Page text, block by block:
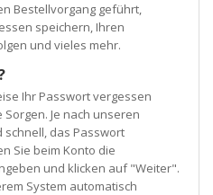
Bestellvorgang geführt,
speichern, Ihren
und vieles mehr.
Ihr Passwort vergessen
Je nach unseren
schnell, das Passwort
Sie beim Konto die
und klicken auf "Weiter".
System automatisch